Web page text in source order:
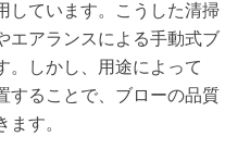
しています。こうした清掃
エアランスによる手動式ブ
。しかし、用途によって
することで、ブローの品質
す。